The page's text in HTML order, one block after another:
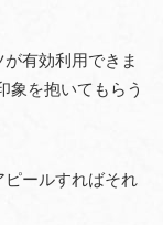
有効利用できま
象を抱いてもらう
ールすればそれ